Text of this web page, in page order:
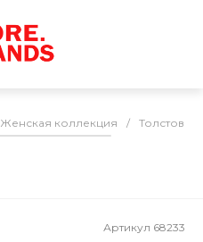
Женская коллекция / Толстовки
Артикул 68233